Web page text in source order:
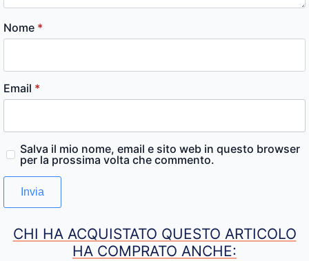
Nome *
Email *
Salva il mio nome, email e sito web in questo browser
per la prossima volta che commento.
CHI HA ACQUISTATO QUESTO ARTICOLO
HA COMPRATO ANCHE: